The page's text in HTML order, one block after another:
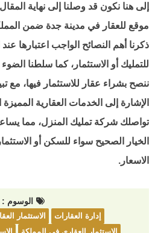
إلى هنا نكون قد وصلنا إلى نهاية
موقع للعقار في مدينة جدة ضمن
ذكرنا أهم النصائح الواجب اعتبارها
للتمليك أو الاستثمار، كما سلطنا
ننصح بشراء عقار للاستثمار فيها، مع
الإشارة إلى الخدمات العقارية
تواصلك شركة تمليك المنزل، مما
الخيار الصحيح سواء للسكن أو
الاسعار.
الوسوم :
إدارة العقارات
الاستثمار